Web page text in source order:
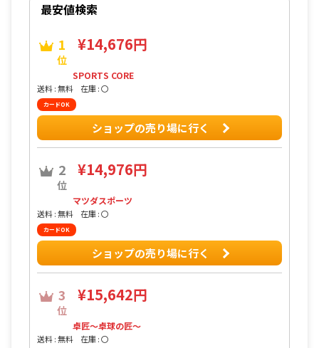
最安値検索
1
位
¥14,676円
SPORTS CORE
送料 : 無料 在庫 : 〇
カードOK
ショップの売り場に行く
2
位
¥14,976円
マツダスポーツ
送料 : 無料 在庫 : 〇
カードOK
ショップの売り場に行く
3
位
¥15,642円
卓匠〜卓球の匠〜
送料 : 無料 在庫 : 〇